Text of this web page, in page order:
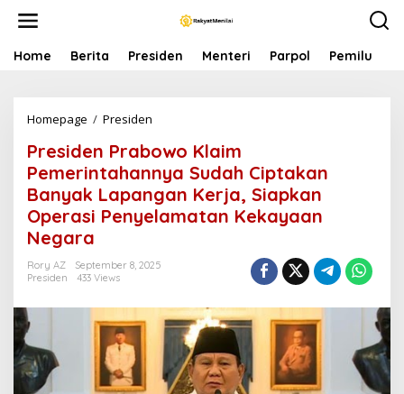
Home Berita Presiden Menteri Parpol Pemilu
Homepage / Presiden
e
s
i
d
e
r
Presiden Prabowo Klaim
Pemerintahannya Sudah Ciptakan
Banyak Lapangan Kerja, Siapkan
Operasi Penyelamatan Kekayaan
Negara
Rory AZ
September 8, 2025
Presiden
433 Views